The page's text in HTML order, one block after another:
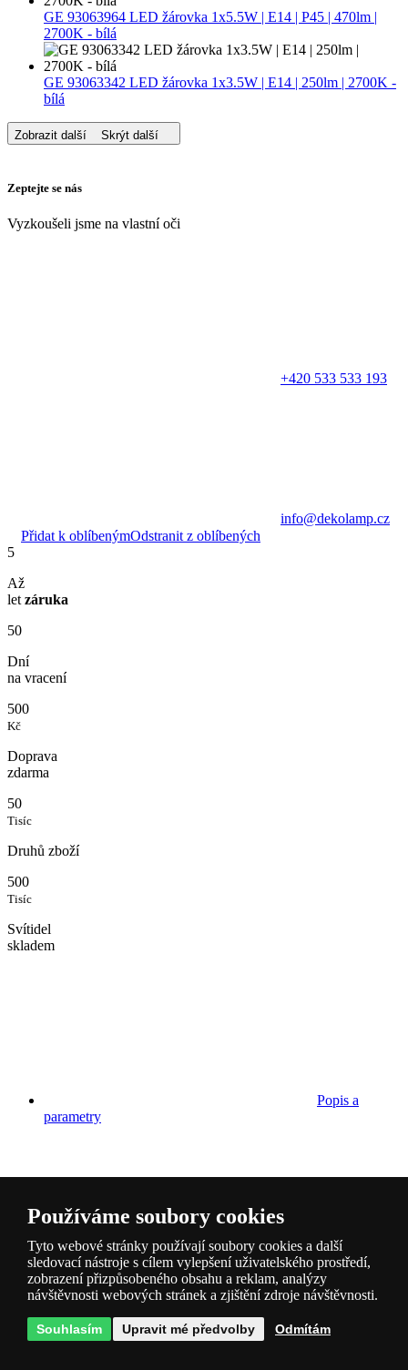
GE 93063964 LED žárovka 1x5.5W | E14 | P45 | 470lm |
2700K - bílá
GE 93063342 LED žárovka 1x3.5W | E14 | 250lm | 2700K -
bílá
Zobrazit další Skrýt další
Zeptejte se nás
Vyzkoušeli jsme na vlastní oči
+420 533 533 193
info@dekolamp.cz
Přidat k oblíbenýmOdstranit z oblíbených
5
Až
let záruka
50
Dní
na vracení
500
Kč
Doprava
zdarma
50
Tisíc
Druhů zboží
500
Tisíc
Svítidel
skladem
Popis a
parametry
Dotazy1
Používáme soubory cookies
Tyto webové stránky používají soubory cookies a další
sledovací nástroje s cílem vylepšení uživatelského prostředí,
zobrazení přizpůsobeného obsahu a reklam, analýzy
návštěvnosti webových stránek a zjištění zdroje návštěvnosti.
Souhlasím Upravit mé předvolby Odmítám